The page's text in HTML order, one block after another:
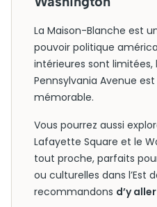
La Maison-Blanche est
pouvoir politique
intérieures sont limitées,
Pennsylvania Avenue
mémorable.
Vous pourrez aussi
Lafayette Square et le
tout proche, parfaits
ou culturelles dans l’Est
recommandons d’y